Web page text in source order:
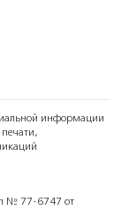
информации
№ 77-6747 от